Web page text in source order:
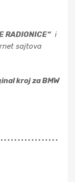
RADIONICE“i
sajtova
kroj za BMW
. . . . . . . . . . . . . . .